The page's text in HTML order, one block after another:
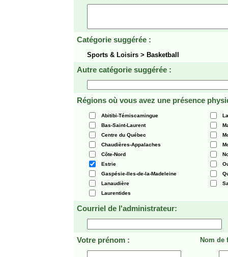
Catégorie suggérée :
Sports & Loisirs > Basketball
Autre catégorie suggérée :
Régions où vous avez une présence
Abitibi-Témiscamingue
Bas-Saint-Laurent
Centre du Québec
Chaudières-Appalaches
Côte-Nord
Estrie
Gaspésie-Iles-de-la-Madeleine
Lanaudière
Laurentides
Courriel de l'administrateur:
Votre prénom : Nom de